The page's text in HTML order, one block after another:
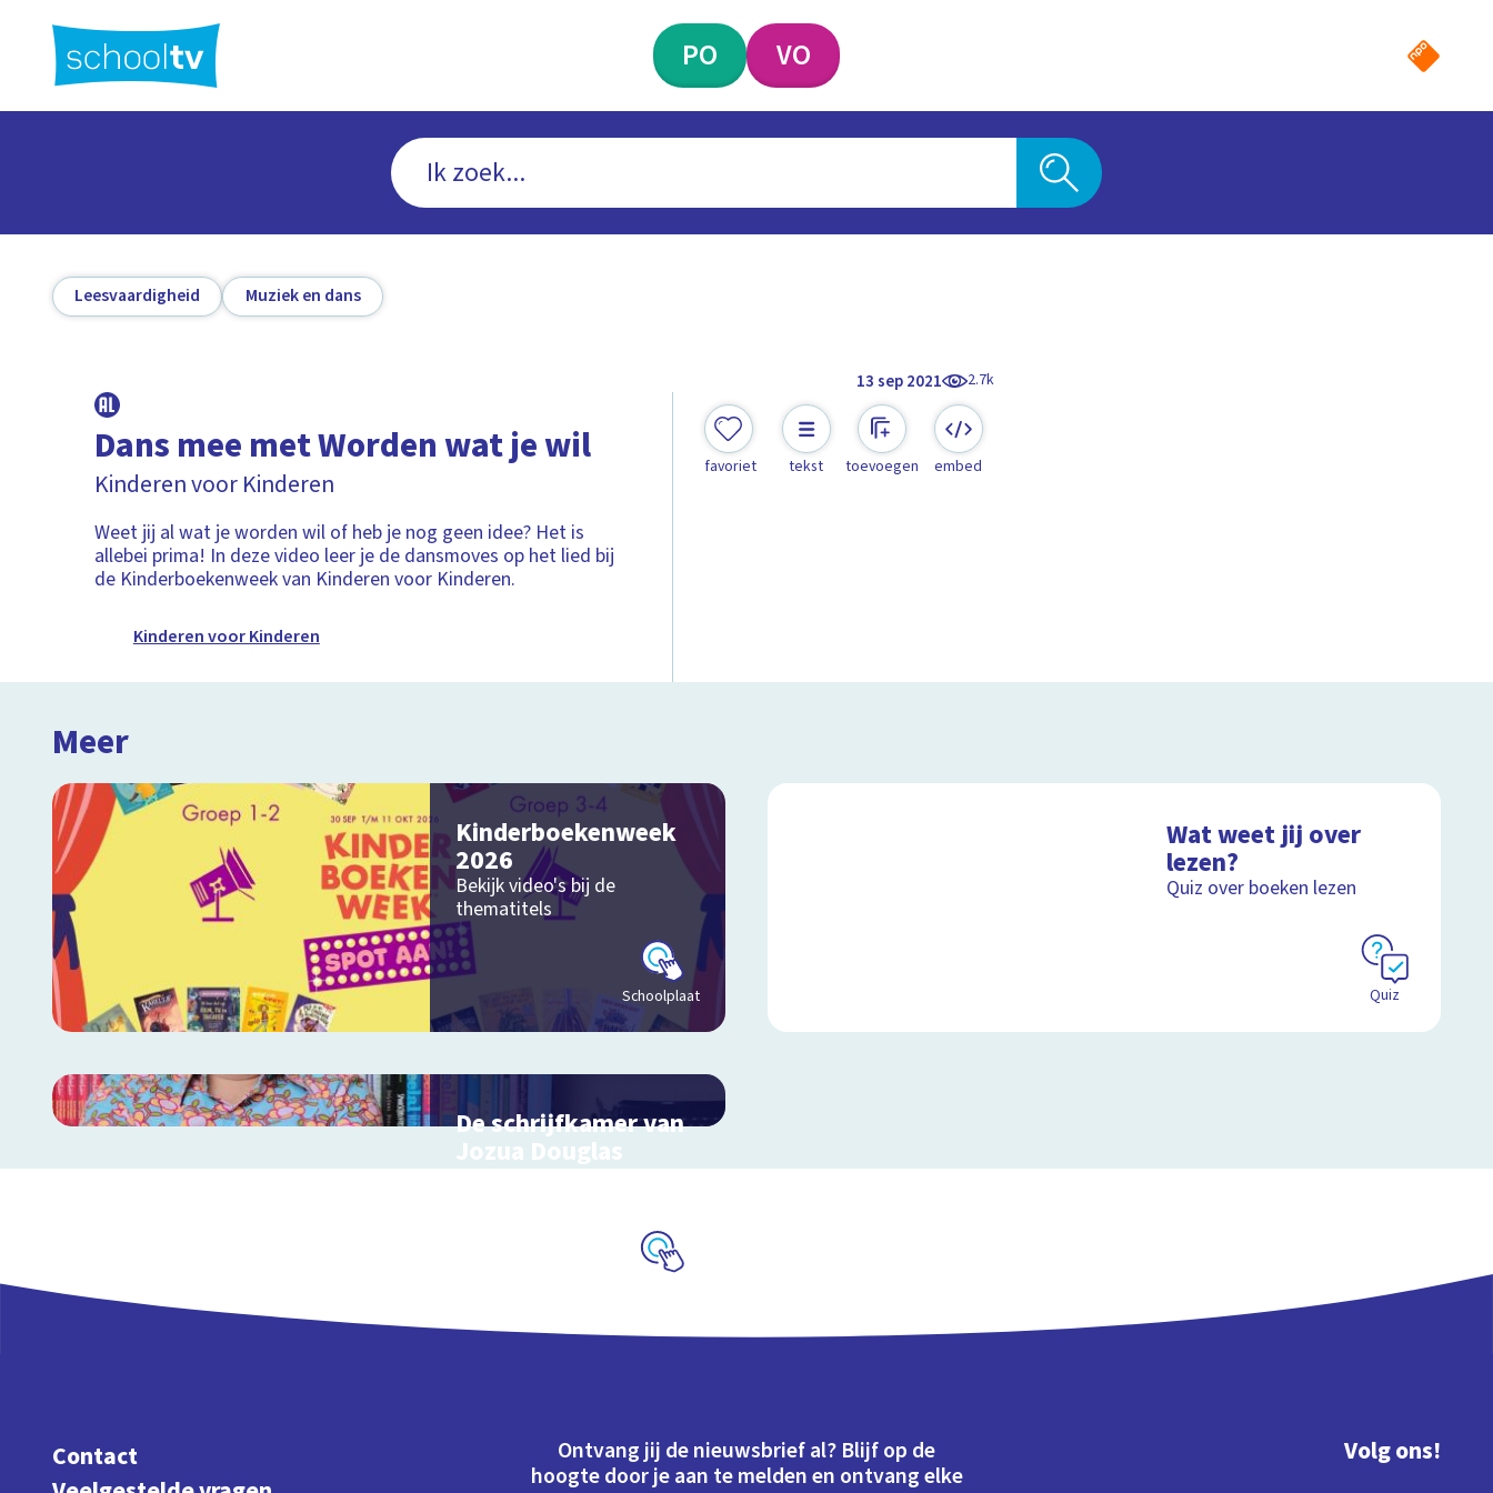
hoofdinhoud
PO VO
Leesvaardigheid Muziek en dans
13 sep 2021 2.7k
Dans mee met Worden wat je wil
Kinderen voor Kinderen
Weet jij al wat je worden wil of heb je nog geen idee? Het is
allebei prima! In deze video leer je de dansmoves op het lied bij
de Kinderboekenweek van Kinderen voor Kinderen.
Kinderen voor Kinderen
favoriet tekst toevoegen embed
Meer
Kinderboekenweek
2026
Bekijk video's bij de
thematitels
Schoolplaat
Wat weet jij over
lezen?
Quiz over boeken lezen
Quiz
De schrijfkamer van
Jozua Douglas
Interactieve schoolplaat bij
Contact
Ontvang jij de nieuwsbrief al? Blijf op de
hoogte door je aan te melden en ontvang elke
Volg ons!